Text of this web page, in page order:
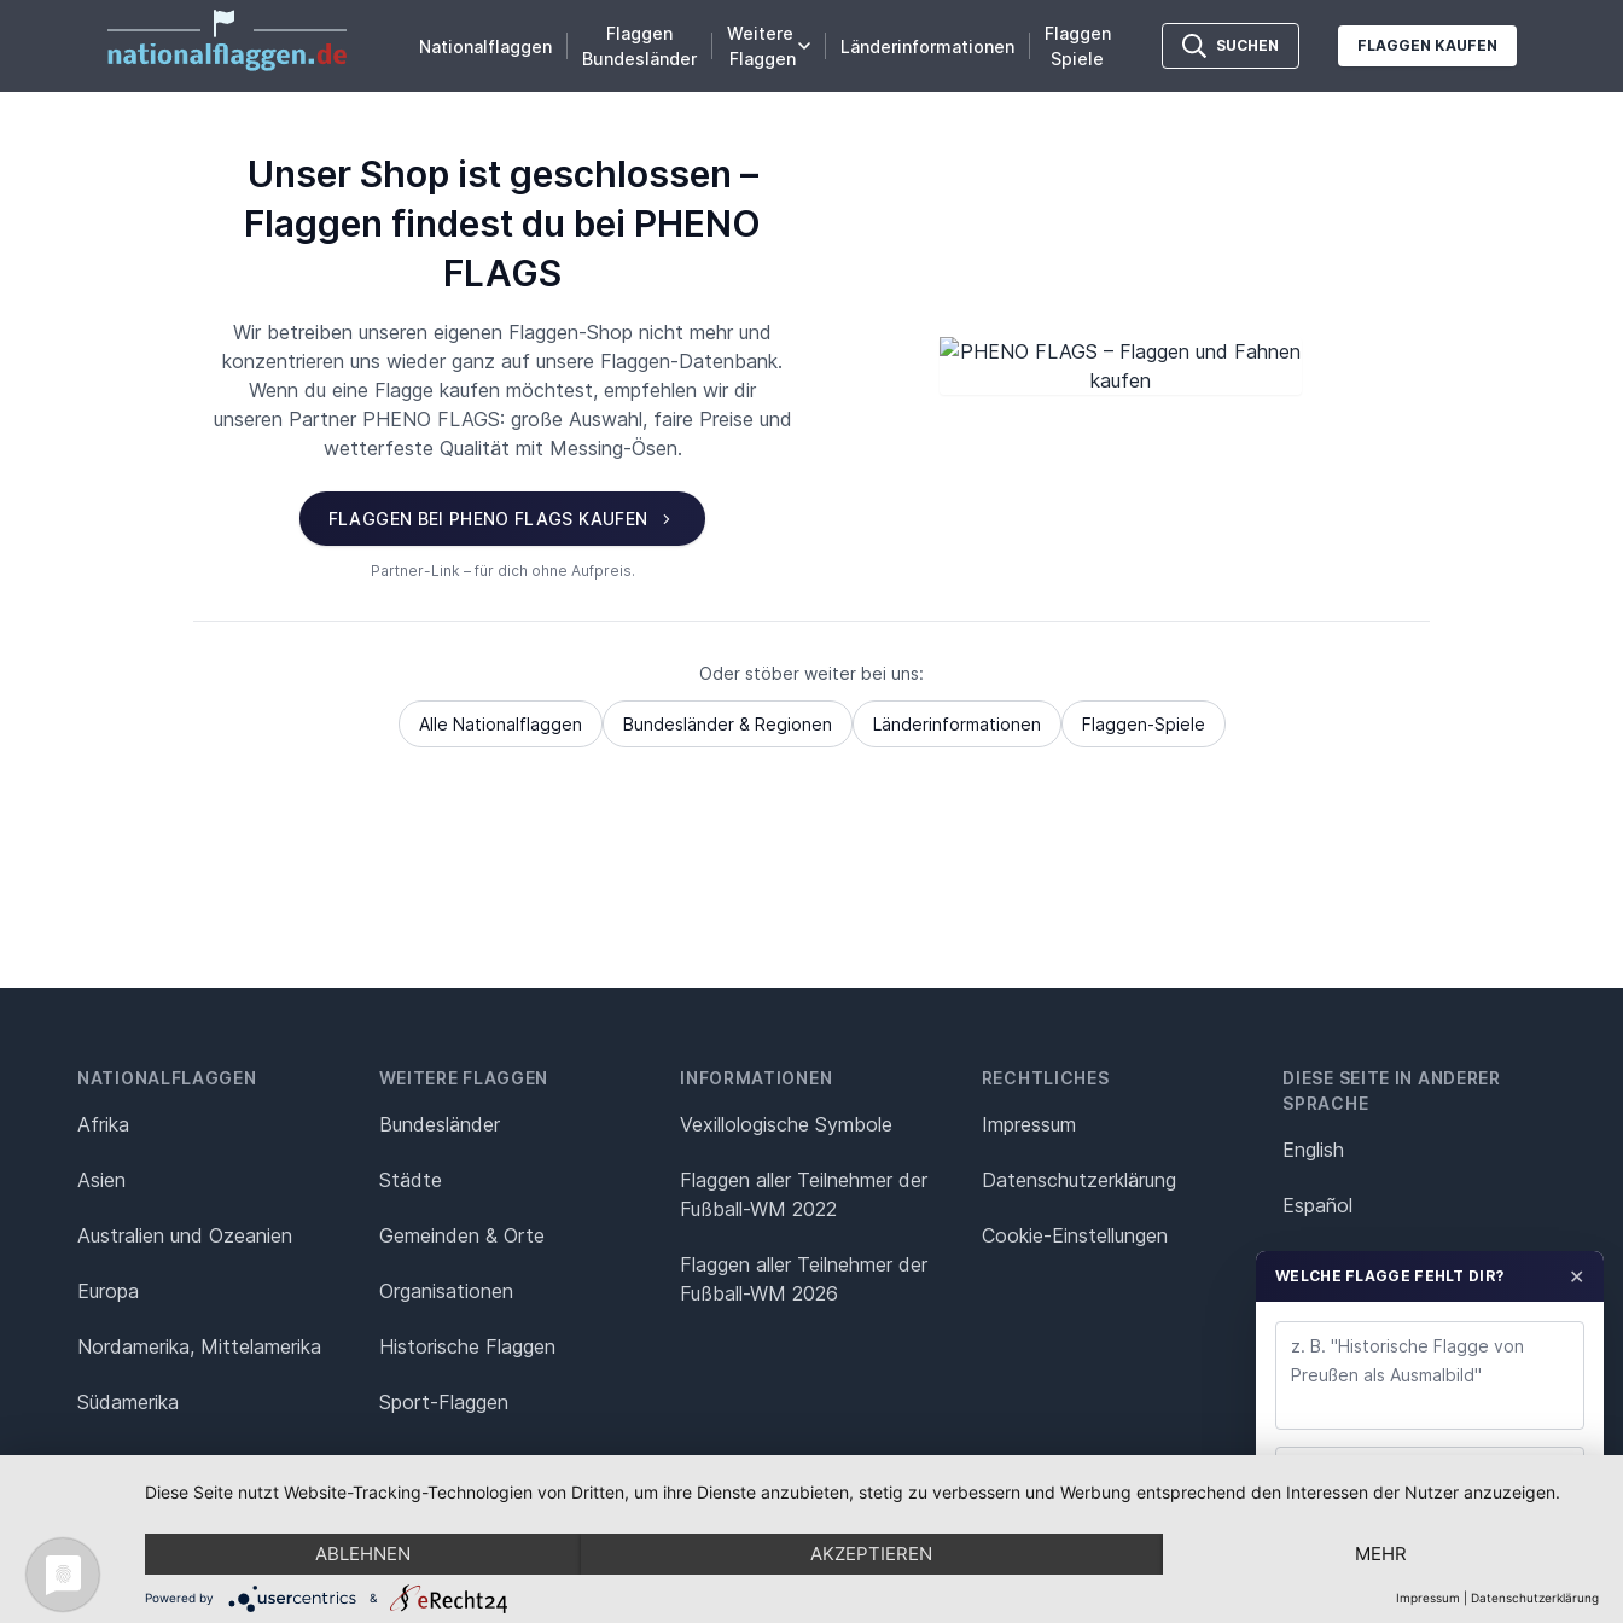
Nationalflaggen
Flaggen
Bundesländer
Weitere
Flaggen
Länderinformationen
Flaggen
Spiele
SUCHEN FLAGGEN KAUFEN
Unser Shop ist geschlossen –
Flaggen findest du bei PHENO
FLAGS
Wir betreiben unseren eigenen Flaggen-Shop nicht mehr und
konzentrieren uns wieder ganz auf unsere Flaggen-Datenbank.
Wenn du eine Flagge kaufen möchtest, empfehlen wir dir
unseren Partner PHENO FLAGS: große Auswahl, faire Preise und
wetterfeste Qualität mit Messing-Ösen.
FLAGGEN BEI PHENO FLAGS KAUFEN
Partner-Link – für dich ohne Aufpreis.
Oder stöber weiter bei uns:
Alle Nationalflaggen Bundesländer & Regionen Länderinformationen Flaggen-Spiele
NATIONALFLAGGEN
Afrika
Asien
Australien und Ozeanien
Europa
Nordamerika, Mittelamerika
Südamerika
WEITERE FLAGGEN
Bundesländer
Städte
Gemeinden & Orte
Organisationen
Historische Flaggen
Sport-Flaggen
INFORMATIONEN
Vexillologische Symbole
Flaggen aller Teilnehmer der
Fußball-WM 2022
Flaggen aller Teilnehmer der
Fußball-WM 2026
RECHTLICHES
Impressum
Datenschutz­erklärung
Cookie-Einstellungen
DIESE SEITE IN ANDERER
SPRACHE
English
Español
Italiano
Polska
Português
Nederlands
WELCHE FLAGGE FEHLT DIR? ✕
Diese Seite nutzt Website-Tracking-Technologien von Dritten, um ihre Dienste anzubieten, stetig zu verbessern und Werbung entsprechend den Interessen der Nutzer anzuzeigen.
ABLEHNEN AKZEPTIEREN MEHR
Powered by & Impressum Datenschutzerklärung